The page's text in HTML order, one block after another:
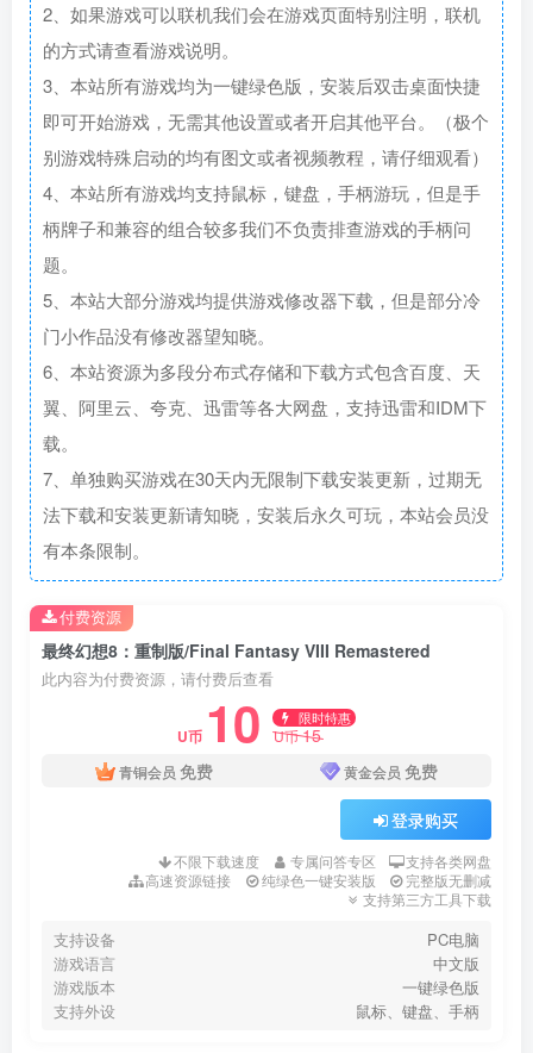
2、如果游戏可以联机我们会在游戏页面特别注明，联机
的方式请查看游戏说明。
3、本站所有游戏均为一键绿色版，安装后双击桌面快捷
即可开始游戏，无需其他设置或者开启其他平台。（极个
别游戏特殊启动的均有图文或者视频教程，请仔细观看）
4、本站所有游戏均支持鼠标，键盘，手柄游玩，但是手
柄牌子和兼容的组合较多我们不负责排查游戏的手柄问
题。
5、本站大部分游戏均提供游戏修改器下载，但是部分冷
门小作品没有修改器望知晓。
6、本站资源为多段分布式存储和下载方式包含百度、天
翼、阿里云、夸克、迅雷等各大网盘，支持迅雷和IDM下
载。
7、单独购买游戏在30天内无限制下载安装更新，过期无
法下载和安装更新请知晓，安装后永久可玩，本站会员没
有本条限制。
最终幻想8：重制版/Final Fantasy VIII Remastered
此内容为付费资源，请付费后查看
U币 10 限时特惠
U币15
青铜会员 免费 黄金会员 免费
登录购买
不限下载速度 专属问答专区
支持各类网盘
高速资源链接
纯绿色一键安装版
完整版无删减
支持第三方工具下载
支持设备
PC电脑
游戏语言
中文版
游戏版本
一键绿色版
支持外设
鼠标、键盘、手柄
付费资源